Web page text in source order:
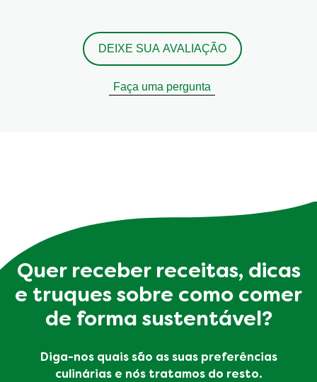
DEIXE SUA AVALIAÇÃO
Faça uma pergunta
Quer receber receitas, dicas
e truques sobre como comer
de forma sustentável?
Diga-nos quais são as suas preferências
culinárias e nós tratamos do resto.